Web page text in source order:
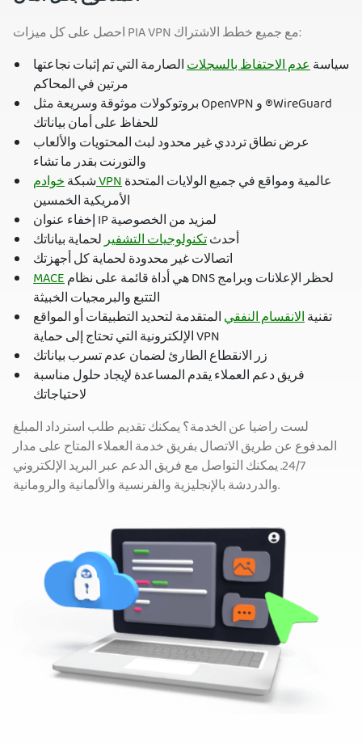
احصل على كل ميزات PIA VPN مع جميع خطط الاشتراك:
سياسةعدم الاحتفاظ بالسجلاتالصارمة التي تم إثبات نجاعتها
مرتين في المحاكم
بروتوكولات موثوقة وسريعة مثل OpenVPN و ®WireGuard
للحفاظ على أمان بياناتك
عرض نطاق ترددي غير محدود لبث المحتويات والألعاب
والتورنت بقدر ما تشاء
شبكةخوادم VPN
الأمريكية الخمسين
إخفاء عنوان IP لمزيد من الخصوصية
أحدثتكنولوجيات التشفيرلحماية بياناتك
اتصالات غير محدودة لحماية كل أجهزتك
MACE
التتبع والبرمجيات الخبيثة
تقنيةالانقسام النفقيالمتقدمة لتحديد التطبيقات أو المواقع
الإلكترونية التي تحتاج إلى حماية VPN
زر الانقطاع الطارئ لضمان عدم تسرب بياناتك
فريق دعم العملاء يقدم المساعدة لإيجاد حلول مناسبة
لاحتياجاتك
لست راضيا عن الخدمة؟ يمكنك تقديم طلب استرداد المبلغ
المدفوع عن طريق الاتصال بفريق خدمة العملاء المتاح على مدار
24/7. يمكنك التواصل مع فريق الدعم عبر البريد الإلكتروني
والدردشة بالإنجليزية والفرنسية والألمانية والرومانية.